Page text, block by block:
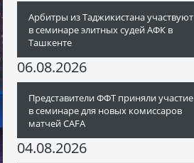
Арбитры из Таджикистана участвуют
в семинаре элитных судей АФК в
Ташкенте
06.08.2026
Представители ФФТ приняли участие
в семинаре для новых комиссаров
матчей CAFA
04.08.2026